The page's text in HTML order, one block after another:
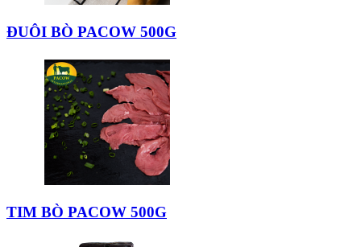
ĐUÔI BÒ PACOW 500G
TIM BÒ PACOW 500G